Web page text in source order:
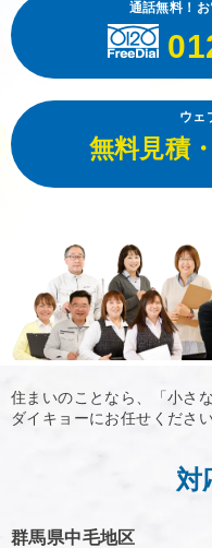
通話無料！お
ウェ
無料見積
住まいのことなら、「小さ
ダイキョーにお任せください
対
群馬県中毛地区